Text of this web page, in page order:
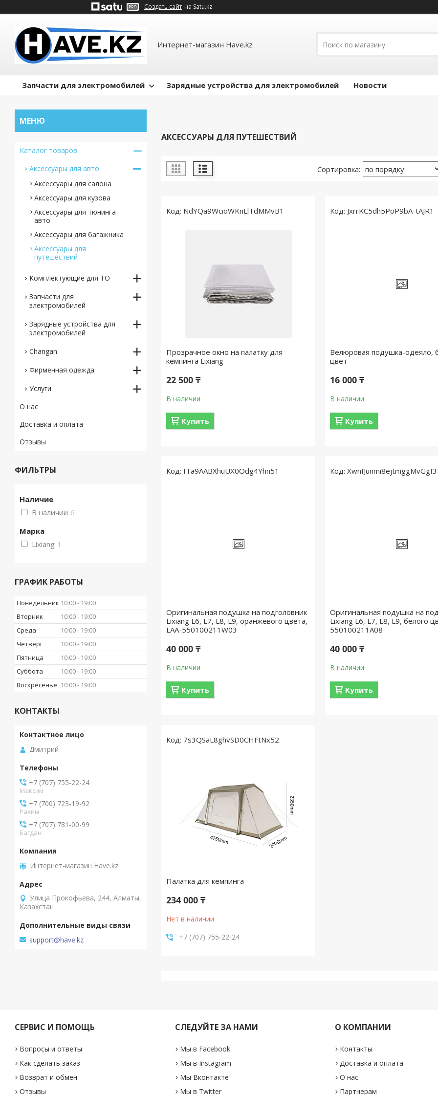
Создать сайт на Satu.kz
Интернет-магазин Have.kz
Запчасти для электромобилей Зарядные устройства для электромобилей Новости
АКСЕССУАРЫ ДЛЯ ПУТЕШЕСТВИЙ
NdYQa9WcioWKnLlTdMMvB1
Прозрачное окно на палатку для
кемпинга Lixiang
22 500 ₸
В наличии
Купить
JxrrKC5dh5PoP9bA-tAJR1
Велюровая подушка-одеяло,
цвет
16 000 ₸
В наличии
Купить
ITa9AABXhuUX0Odg4Yhn51
Оригинальная подушка на подголовник
Lixiang L6, L7, L8, L9, оранжевого цвета,
LAA-550100211W03
40 000 ₸
В наличии
Купить
XwnIJunmi8ejtmggMvGgI3
Оригинальная подушка на
Lixiang L6, L7, L8, L9, белого
550100211A08
40 000 ₸
В наличии
Купить
7s3QSaL8ghvSD0CHFtNx52
Палатка для кемпинга
234 000 ₸
Нет в наличии
+7 (707) 755-22-24
Каталог товаров
Аксессуары для авто
Аксессуары для салона
Аксессуары для кузова
Аксессуары для тюнинга
авто
Аксессуары для багажника
Аксессуары для
путешествий
Комплектующие для ТО
Запчасти для
электромобилей
Зарядные устройствa для
электромобилей
Changan
Фирменная одежда
Услуги
О нас
Доставка и оплата
Отзывы
ФИЛЬТРЫ
Наличие
В наличии 6
Марка
Lixiang 1
ГРАФИК РАБОТЫ
Понедельник 10:00
19:00
Вторник
10:00
19:00
Среда
10:00
19:00
Четверг
10:00
19:00
Пятница
10:00
19:00
Суббота
10:00
19:00
Воскресенье 10:00 19:00
КОНТАКТЫ
Дмитрий
+7 (707) 755-22-24
Максим
+7 (700) 723-19-92
Рахим
+7 (707) 781-00-99
Багдан
Интернет-магазин Have.kz
​Улица Прокофьева, 244, Алматы,
Казахстан
support@have.kz
СЕРВИС И ПОМОЩЬ
Вопросы и ответы
Как сделать заказ
Возврат и обмен
Отзывы
СЛЕДУЙТЕ ЗА НАМИ
Мы в Facebook
Мы в Instagram
Мы Вконтакте
Мы в Twitter
О КОМПАНИИ
Контакты
Доставка и оплата
О нас
Партнерам